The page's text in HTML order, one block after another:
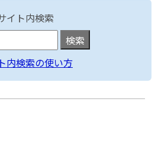
イト内検索
内検索の使い方